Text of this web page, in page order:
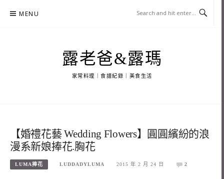
MENU
露老爸&露瑪
家常料理｜食譜紀錄｜美食生活
【婚禮花藝 Wedding Flowers】圓圓繽紛的浪
漫系新娘捧花.胸花
LUMA捧花 LUDDADYLUMA 2015 年 2 月 24 日 2